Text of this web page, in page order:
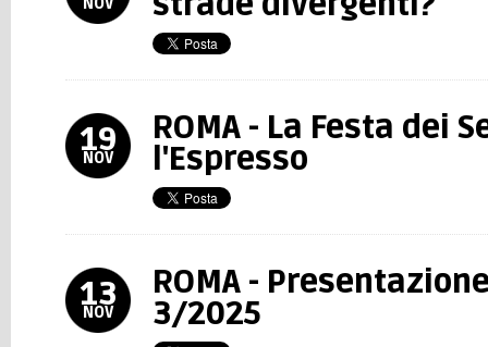
NOV
19
NOV
ROMA - La Festa dei
l'Espresso
13
NOV
ROMA -
3/2025